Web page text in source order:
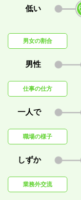
低い
男女の割合
男性
仕事の仕方
一人で
職場の様子
しずか
業務外交流